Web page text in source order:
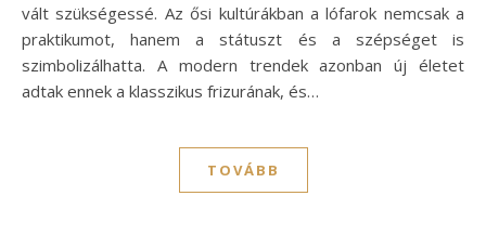
vált szükségessé. Az ősi kultúrákban a lófarok nemcsak a
praktikumot, hanem a státuszt és a szépséget is
szimbolizálhatta. A modern trendek azonban új életet
adtak ennek a klasszikus frizurának, és…
TOVÁBB